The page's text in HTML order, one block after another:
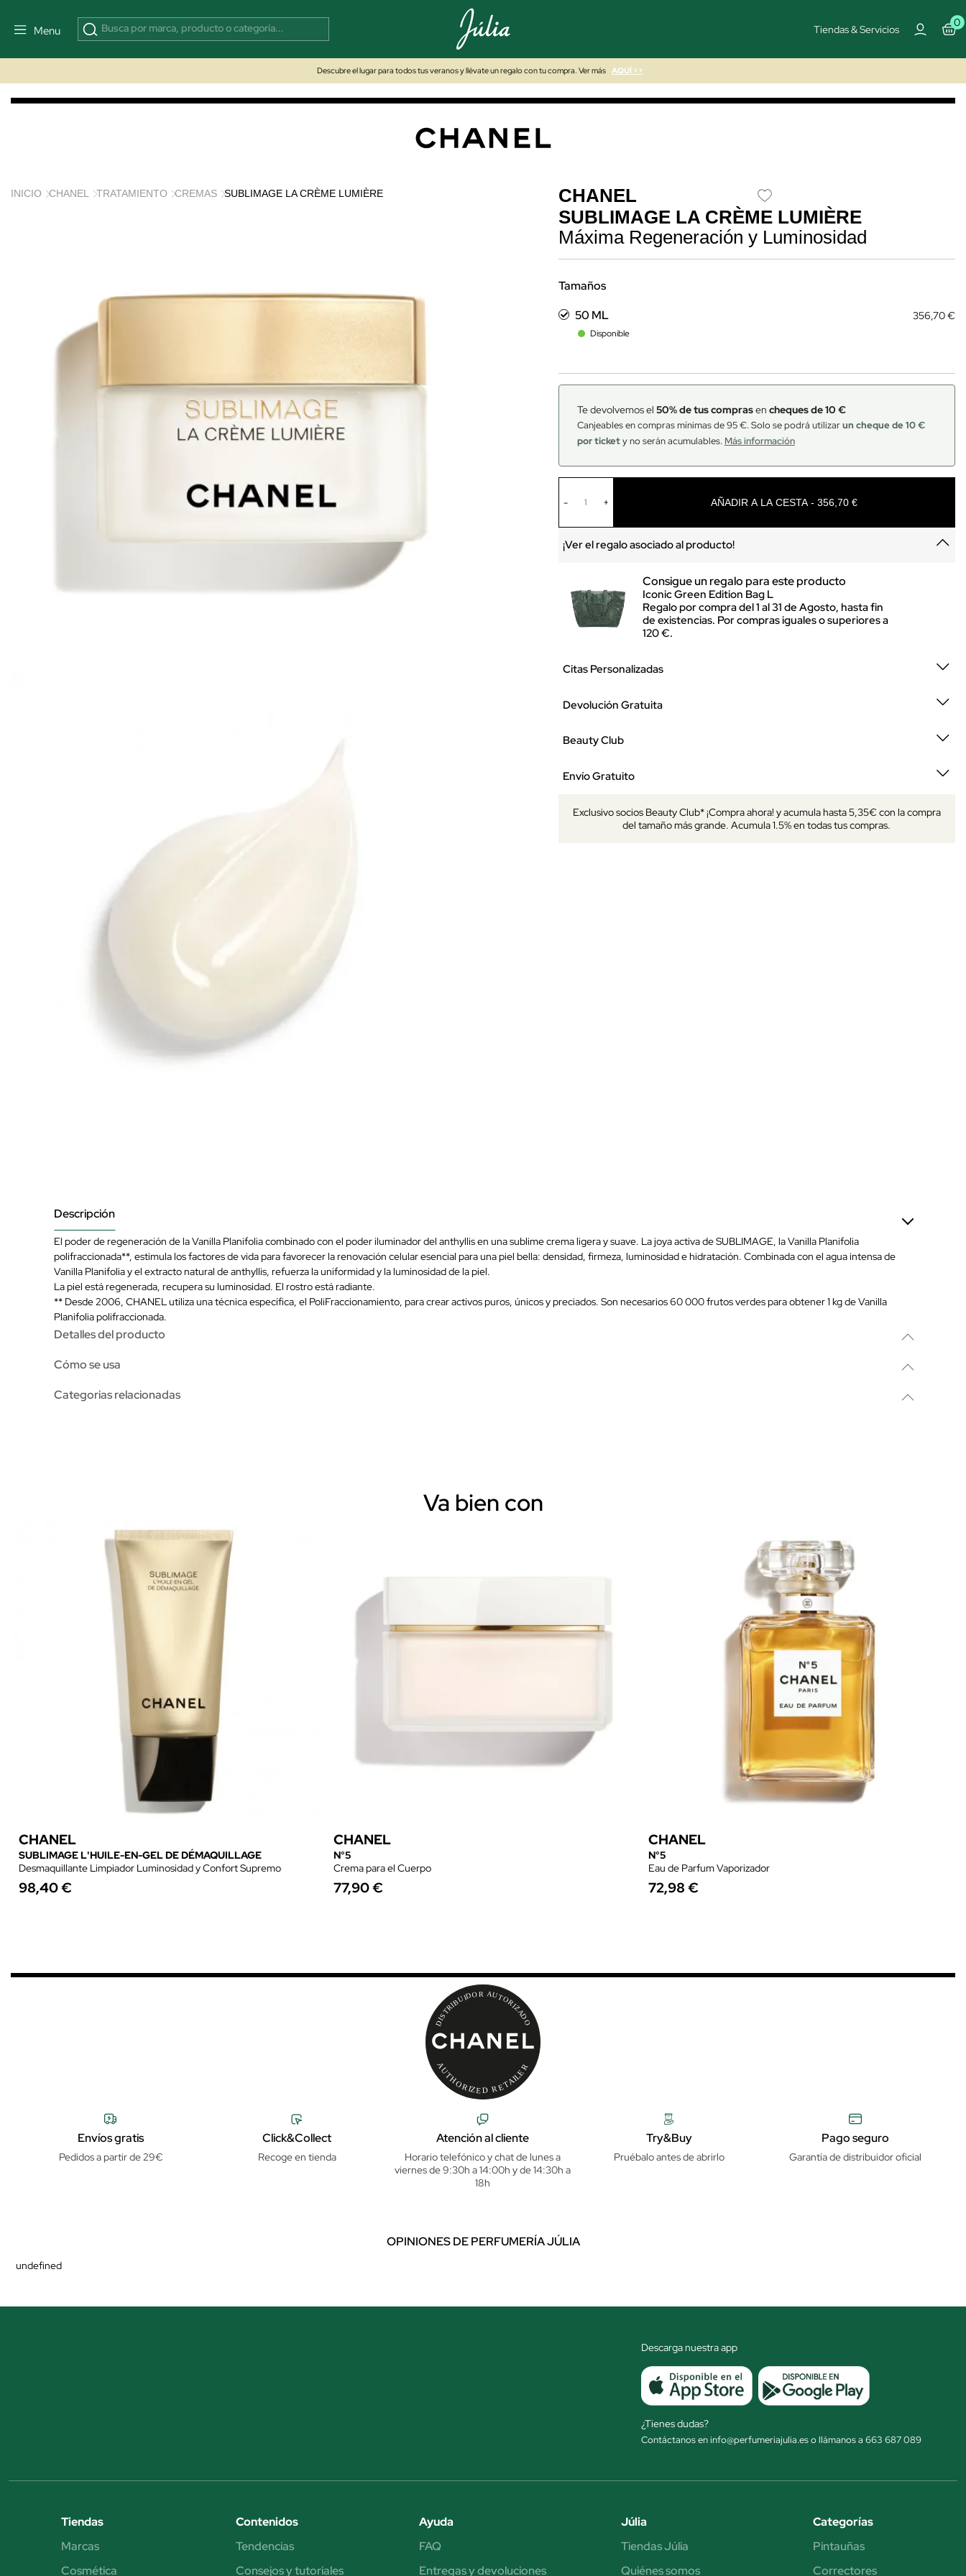
Menu Tiendas & Servicios
0
Descubre el lugar para todos tus veranos y llévate un regalo con tu compra. Ver más AQUÍ >>
INICIO CHANEL TRATAMIENTO CREMAS SUBLIMAGE LA CRÈME LUMIÈRE
CHANEL
SUBLIMAGE LA CRÈME LUMIÈRE
Máxima Regeneración y Luminosidad
Tamaños
50 ML
Disponible
356,70 €
Te devolvemos el 50% de tus comprasen cheques de 10 €
Canjeables en compras mínimas de 95 €. Solo se podrá utilizarun cheque de 10 €
por tickety no serán acumulables. Más información
- + AÑADIR A LA CESTA - 356,70 €
¡Ver el regalo asociado al producto!
Consigue un regalo para este producto
Iconic Green Edition Bag L
Regalo por compra del 1 al 31 de Agosto, hasta fin
de existencias. Por compras iguales o superiores a
120 €.
Citas Personalizadas
Devolución Gratuita
Beauty Club
Envío Gratuito
Exclusivo socios Beauty Club* ¡Compra ahora! y acumula hasta 5,35€ con la compra
del tamaño más grande. Acumula 1.5% en todas tus compras.
Descripción
El poder de regeneración de la Vanilla Planifolia combinado con el poder iluminador del anthyllis en una sublime crema ligera y suave. La joya activa de SUBLIMAGE, la Vanilla Planifolia
polifraccionada**, estimula los factores de vida para favorecer la renovación celular esencial para una piel bella: densidad, firmeza, luminosidad e hidratación. Combinada con el agua intensa de
Vanilla Planifolia y el extracto natural de anthyllis, refuerza la uniformidad y la luminosidad de la piel.
La piel está regenerada, recupera su luminosidad. El rostro está radiante.
** Desde 2006, CHANEL utiliza una técnica específica, el PoliFraccionamiento, para crear activos puros, únicos y preciados. Son necesarios 60 000 frutos verdes para obtener 1 kg de Vanilla
Planifolia polifraccionada.
Detalles del producto
Cómo se usa
Categorias relacionadas
Va bien con
CHANEL
SUBLIMAGE L'HUILE-EN-GEL DE DÉMAQUILLAGE
Desmaquillante Limpiador Luminosidad y Confort Supremo
98,40 €
CHANEL
N°5
Crema para el Cuerpo
77,90 €
CHANEL
N°5
Eau de Parfum Vaporizador
72,98 €
Envíos gratis
Pedidos a partir de 29€
Click&Collect
Recoge en tienda
Atención al cliente
Horario telefónico y chat de lunes a
viernes de 9:30h a 14:00h y de 14:30h a
18h
Try&Buy
Pruébalo antes de abrirlo
Pago seguro
Garantía de distribuidor oficial
OPINIONES DE PERFUMERÍA JÚLIA
undefined
Descarga nuestra app
¿Tienes dudas?
Contáctanos en info@perfumeriajulia.es o llámanos a 663 687 089
Tiendas
Marcas
Cosmética
Contenidos
Tendencias
Consejos y tutoriales
Ayuda
FAQ
Entregas y devoluciones
Júlia
Tiendas Júlia
Quiénes somos
Categorías
Pintauñas
Correctores